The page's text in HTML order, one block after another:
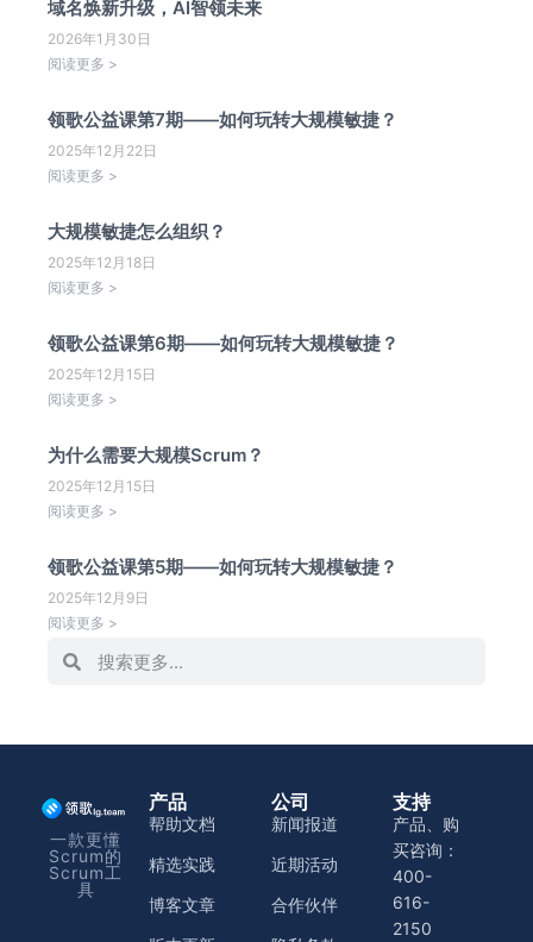
域名焕新升级，AI智领未来
2026年1月30日
阅读更多 >
领歌公益课第7期——如何玩转大规模敏捷？
2025年12月22日
阅读更多 >
大规模敏捷怎么组织？
2025年12月18日
阅读更多 >
领歌公益课第6期——如何玩转大规模敏捷？
2025年12月15日
阅读更多 >
为什么需要大规模Scrum？
2025年12月15日
阅读更多 >
领歌公益课第5期——如何玩转大规模敏捷？
2025年12月9日
阅读更多 >
一款更懂
Scrum的
Scrum工
具
产品
帮助文档
精选实践
博客文章
公司
新闻报道
近期活动
合作伙伴
支持
产品、购
买咨询：
400-
616-
2150